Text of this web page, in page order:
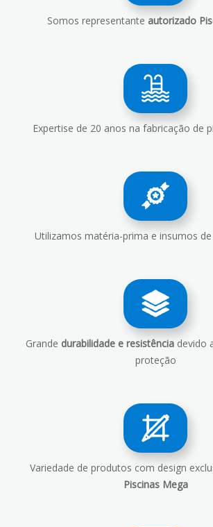
Somos representante autorizado
Expertise de 20 anos na fabricação de
Utilizamos matéria-prima e insumos de
Grande durabilidade e resistênciadevido
proteção
Variedade de produtos com design
Piscinas Mega